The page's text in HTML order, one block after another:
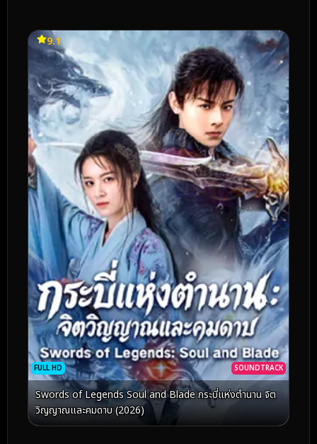
FULL HD SOUNDTRACK
9.1
Swords of Legends Soul and Blade กระบี่แห่งตำนาน จิต
วิญญาณและคมดาบ (2026)